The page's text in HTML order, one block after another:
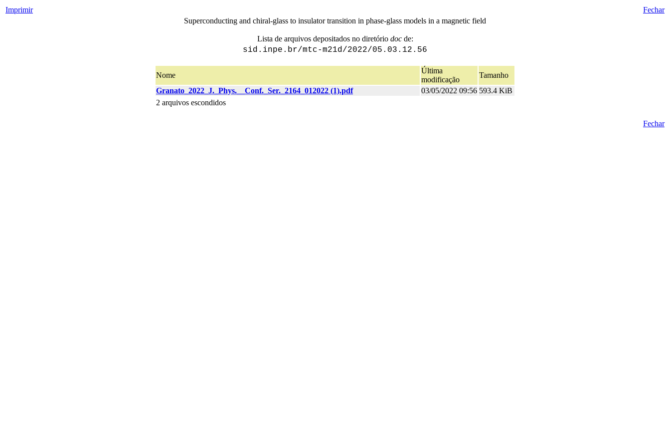
Imprimir
Fechar
Superconducting and chiral-glass to insulator transition in phase-glass models in a magnetic field
Lista de arquivos depositados no diretório docde:
sid.inpe.br/mtc-m21d/2022/05.03.12.56
Nome
Última
modificação
Tamanho
Granato_2022_J._Phys.__Conf._Ser._2164_012022 (1).pdf
03/05/2022 09:56 593.4 KiB
2 arquivos escondidos
Fechar